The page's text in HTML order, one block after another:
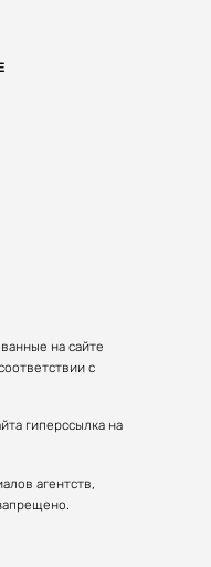
музыка
мире
миру
на сайте
с
гиперссылка на
агентств,